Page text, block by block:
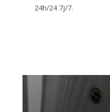
24h/24 7j/7.